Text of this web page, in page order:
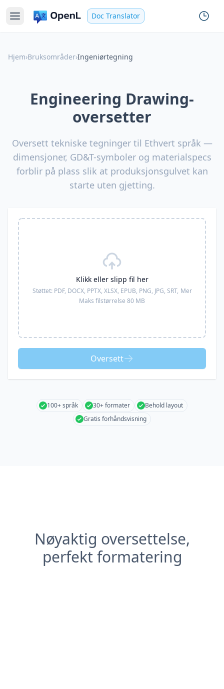
Doc Translator
Hjem›Bruksområder›Ingeniørtegning
Engineering Drawing-
oversetter
Oversett tekniske tegninger til Ethvert språk —
dimensjoner, GD&T-symboler og materialspecs
forblir på plass slik at produksjonsgulvet kan
starte uten gjetting.
Klikk eller slipp fil her
Støttet: PDF, DOCX, PPTX, XLSX, EPUB, PNG, JPG, SRT, Mer
Maks filstørrelse 80 MB
Oversett
100+ språk 30+ formater
Behold layout
Gratis forhåndsvisning
Nøyaktig oversettelse,
perfekt formatering